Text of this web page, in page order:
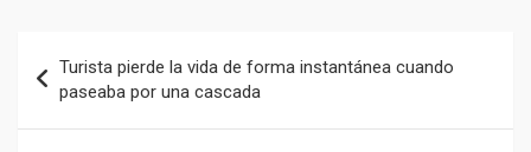
de
entradas
Turista pierde la vida de forma instantánea cuando
paseaba por una cascada